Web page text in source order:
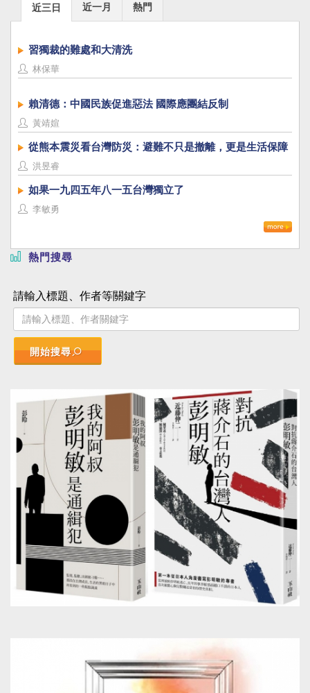
近三日 近一月 熱門
習獨裁的難處和大清洗
林保華
賴清德：中國民族促進惡法 國際應團結反制
黃靖媗
從熊本震災看台灣防災：避難不只是撤離，更是生活保障
洪昱睿
如果一九四五年八一五台灣獨立了
李敏勇
熱門搜尋
請輸入標題、作者等關鍵字
開始搜尋